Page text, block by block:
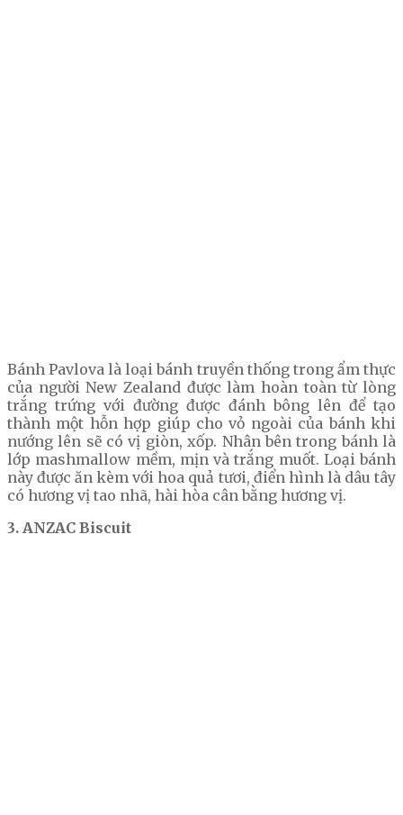
Bánh Pavlova là loại bánh truyền thống trong ẩm thực
của người New Zealand được làm hoàn toàn từ lòng
trắng trứng với đường được đánh bông lên để tạo
thành một hỗn hợp giúp cho vỏ ngoài của bánh khi
nướng lên sẽ có vị giòn, xốp. Nhân bên trong bánh là
lớp mashmallow mềm, mịn và trắng muốt. Loại bánh
này được ăn kèm với hoa quả tươi, điển hình là dâu tây
có hương vị tao nhã, hài hòa cân bằng hương vị.
3. ANZAC Biscuit